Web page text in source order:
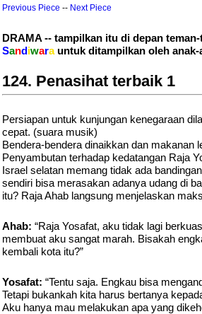
Previous Piece -- Next Piece
DRAMA -- tampilkan itu di depan
Sandiwarauntuk ditampilkan oleh anak-
124. Penasihat terbaik 1
Persiapan untuk kunjungan kenegaraan
cepat. (suara musik)
Bendera-bendera dinaikkan dan makanan
Penyambutan terhadap kedatangan Raja
Israel selatan memang tidak ada
sendiri bisa merasakan adanya udang di
itu? Raja Ahab langsung menjelaskan
Ahab: “Raja Yosafat, aku tidak lagi
membuat aku sangat marah. Bisakah
kembali kota itu?”
Yosafat: “Tentu saja. Engkau bisa
Tetapi bukankah kita harus bertanya
Aku hanya mau melakukan apa yang